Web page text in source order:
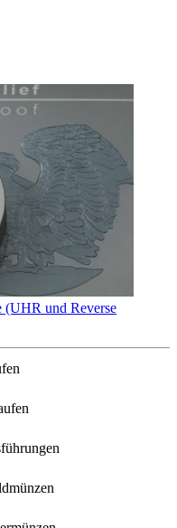
(UHR und Reverse